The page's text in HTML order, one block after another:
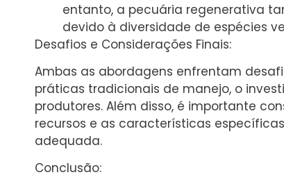
entanto, a pecuária regenerativa
devido à diversidade de espécies
Desafios e Considerações Finais:
Ambas as abordagens enfrentam
práticas tradicionais de manejo, o
produtores. Além disso, é importante
recursos e as características
adequada.
Conclusão: